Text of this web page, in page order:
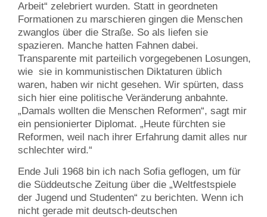
Arbeit“ zelebriert wurden. Statt in geordneten
Formationen zu marschieren gingen die Menschen
zwanglos über die Straße. So als liefen sie
spazieren. Manche hatten Fahnen dabei.
Transparente mit parteilich vorgegebenen Losungen,
wie sie in kommunistischen Diktaturen üblich
waren, haben wir nicht gesehen. Wir spürten, dass
sich hier eine politische Veränderung anbahnte.
„Damals wollten die Menschen Reformen“, sagt mir
ein pensionierter Diplomat. „Heute fürchten sie
Reformen, weil nach ihrer Erfahrung damit alles nur
schlechter wird.“
Ende Juli 1968 bin ich nach Sofia geflogen, um für
die Süddeutsche Zeitung über die „Weltfestspiele
der Jugend und Studenten“ zu berichten. Wenn ich
nicht gerade mit deutsch-deutschen